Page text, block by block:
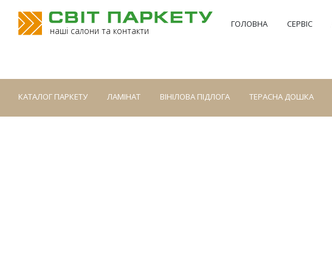
наші салони та контакти
ГОЛОВНА СЕРВІС
КАТАЛОГ ПАРКЕТУ ЛАМІНАТ ВІНІЛОВА ПІДЛОГА ТЕРАСНА ДОШКА